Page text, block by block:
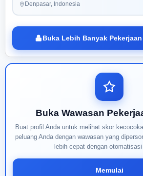
Denpasar, Indonesia
Buka Lebih Banyak
Buka Wawasan
Buat profil Anda untuk melihat skor
peluang Anda dengan wawasan yang
lebih cepat dengan
Memulai